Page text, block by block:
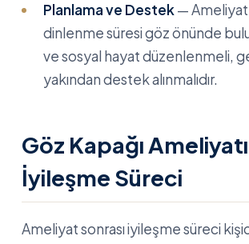
Planlama ve Destek— Ameliyat
dinlenme süresi göz önünde
ve sosyal hayat düzenlenmeli,
yakından destek alınmalıdır.
Göz Kapağı
İyileşme Süreci
Ameliyat sonrası iyileşme süreci